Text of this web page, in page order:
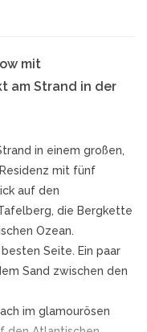
mit
am Strand in der
in einem großen,
mit fünf
auf den
die Bergkette
Ozean.
Seite. Ein paar
Sand zwischen den
im glamourösen